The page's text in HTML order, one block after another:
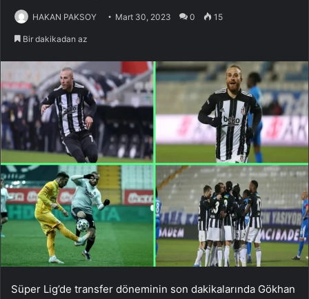
HAKAN PAKSOY Mart 30, 2023 0 15
Bir dakikadan az
Süper Lig’de transfer döneminin son dakikalarında Gökhan